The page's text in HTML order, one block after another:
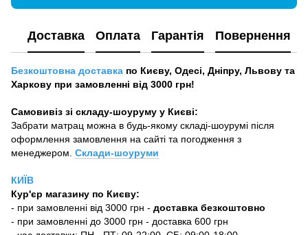
Доставка Оплата Гарантія Повернення
Безкоштовна доставка по Києву, Одесі, Дніпру, Львову та
Харкову при замовленні від 3000 грн!
Самовивіз зі складу-шоуруму у Києві:
Забрати матрац можна в будь-якому складі-шоурумі після
оформлення замовлення на сайті та погодження з
менеджером. Склади-шоуруми
КИЇВ
Кур'єр магазину по Києву:
- при замовленні від 3000 грн - доставка безкоштовно
- при замовленні до 3000 грн - доставка 600 грн